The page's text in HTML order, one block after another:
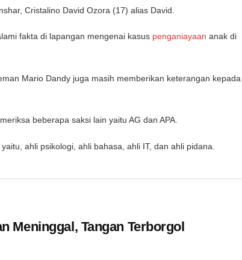
Cristalino David Ozora (17) alias David.
fakta di lapangan mengenai kasus penganiayaan anak di
Mario Dandy juga masih memberikan keterangan kepada
beberapa saksi lain yaitu AG dan APA.
ahli psikologi, ahli bahasa, ahli IT, dan ahli pidana.
Meninggal, Tangan Terborgol